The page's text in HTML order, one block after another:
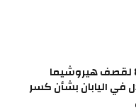
في الذكرى الـ81 لقصف هيروشيما
في اليابان بشأن كسر